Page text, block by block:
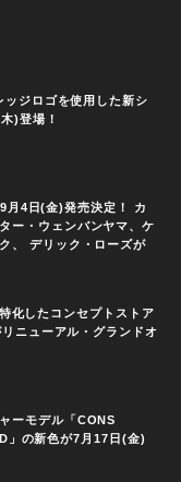
ジロゴを使用した新シ
)登場！
月4日(金)発売決定！ カ
ー・ウェンバンヤマ、ケ
、 デリック・ローズが
したコンセプトストア
ニューアル・グランドオ
ーモデル「CONS
」の新色が7月17日(金)